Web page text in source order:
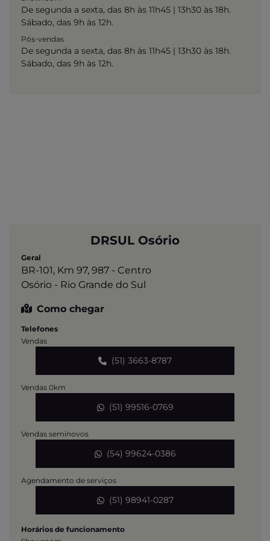
De segunda a sexta, das 8h às 11h45 | 13h30 às 18h.
Sábado, das 9h às 12h.
Pós-vendas
De segunda a sexta, das 8h às 11h45 | 13h30 às 18h.
Sábado, das 9h às 12h.
DRSUL Osório
Geral
BR-101, Km 97, 987 - Centro
Osório - Rio Grande do Sul
Como chegar
Telefones
Vendas
(51) 3663-8787
Vendas 0km
(51) 99516-0769
Vendas seminovos
(54) 99624-0386
Agendamento de serviços
(51) 98941-0287
Horários de funcionamento